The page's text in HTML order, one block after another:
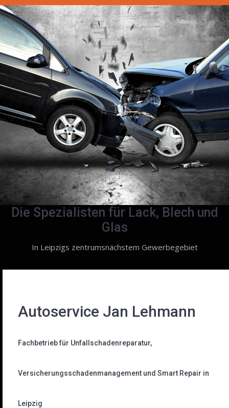
Die Spezialisten für Lack, Blech und
Glas
In Leipzigs zentrumsnächstem Gewerbegebiet
Autoservice Jan Lehmann
Fachbetrieb für Unfallschadenreparatur,
Versicherungsschadenmanagement und Smart Repair in
Leipzig